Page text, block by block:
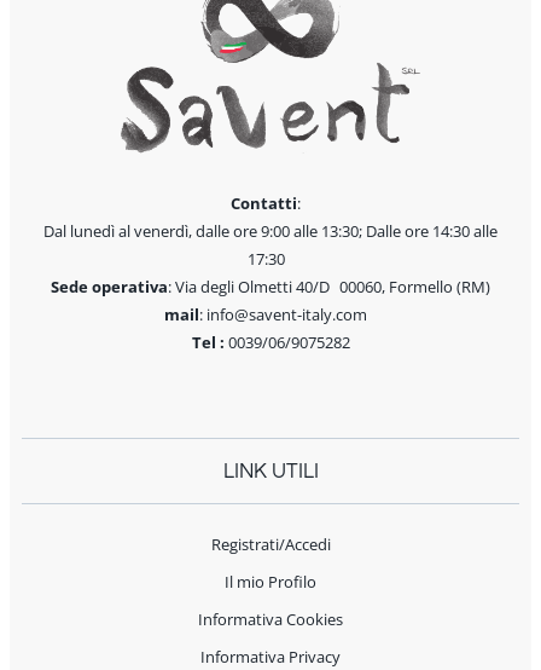
Contatti:
Dal lunedì al venerdì, dalle ore 9:00 alle 13:30; Dalle ore 14:30 alle
17:30
Sede operativa: Via degli Olmetti 40/D 00060, Formello (RM)
mail: info@savent-italy.com
Tel : 0039/06/9075282
LINK UTILI
Registrati/Accedi
Il mio Profilo
Informativa Cookies
Informativa Privacy